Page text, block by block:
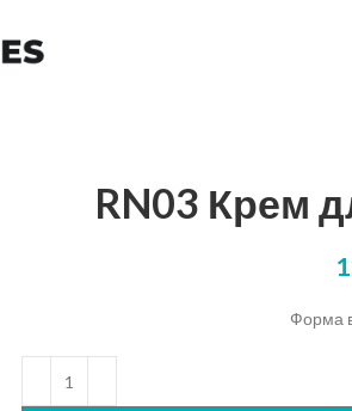
RN03 Крем
Форма